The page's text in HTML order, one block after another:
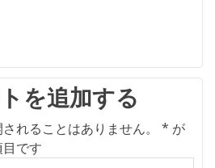
を追加する
れることはありません。 * が
です